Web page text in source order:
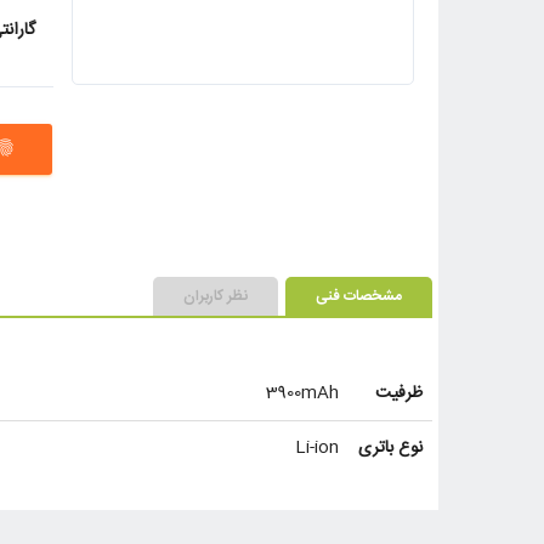
مشخصات فنی نظر کاربران
ظرفیت
3900mAh
نوع باتری
Li-ion